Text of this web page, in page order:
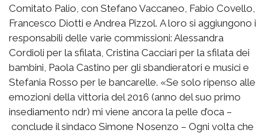
Comitato Palio, con Stefano Vaccaneo, Fabio Covello,
Francesco Diotti e Andrea Pizzol. A loro si aggiungono i
responsabili delle varie commissioni: Alessandra
Cordioli per la sfilata, Cristina Cacciari per la sfilata dei
bambini, Paola Castino per gli sbandieratori e musici e
Stefania Rosso per le bancarelle. «Se solo ripenso alle
emozioni della vittoria del 2016 (anno del suo primo
insediamento ndr) mi viene ancora la pelle d’oca –
conclude il sindaco Simone Nosenzo – Ogni volta che